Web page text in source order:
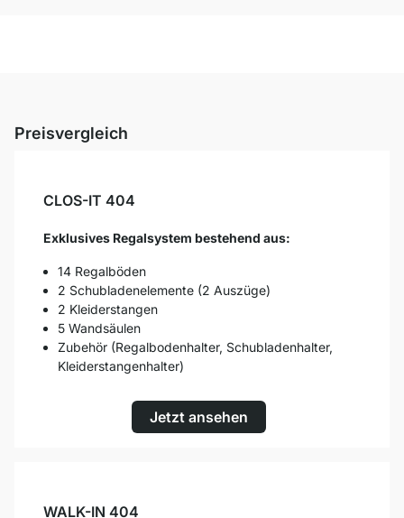
Preisvergleich
CLOS-IT 404
Exklusives Regalsystem bestehend aus:
14 Regalböden
2 Schubladenelemente (2 Auszüge)
2 Kleiderstangen
5 Wandsäulen
Zubehör (Regalbodenhalter, Schubladenhalter,
Kleiderstangenhalter)
Jetzt ansehen
WALK-IN 404